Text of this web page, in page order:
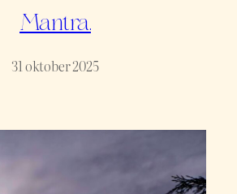
Mantra.
31 oktober 2025